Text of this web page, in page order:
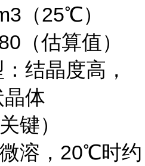
（25℃）
（估算值）
结晶度高，
体
键）
溶，20℃时约